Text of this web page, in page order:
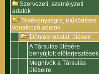
Szervezeti, személyzeti
adatok
Tevékenységre, működésre
vonatkozó adatok
Döntéshozatal, ülések
A Társulás ülésére
benyújtott előterjesztések
Meghívók a Társulás
üléseire